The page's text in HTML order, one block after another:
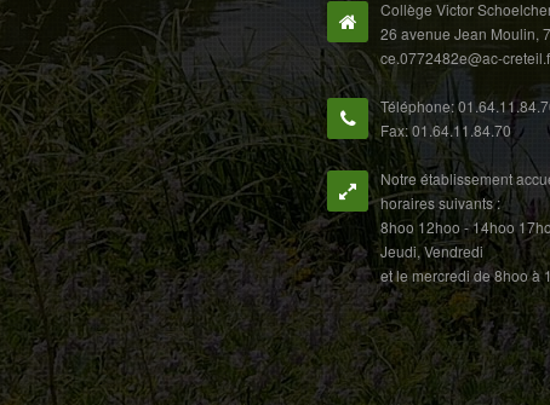
Collège Victor
26 avenue Jean Moulin,
ce.0772482e@ac-
Téléphone:
Fax: 01.64.11.84.70
Notre établissement
horaires suivants :
8hoo 12hoo - 14hoo
Jeudi, Vendredi
et le mercredi de 8hoo à